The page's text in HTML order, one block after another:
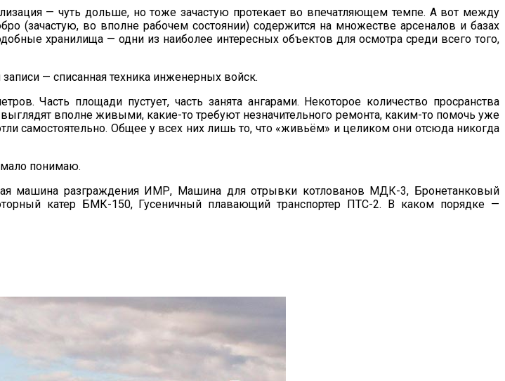
— чуть дольше, но тоже зачастую протекает во впечатляющем темпе. А вот между
(зачастую, во вполне рабочем состоянии) содержится на множестве арсеналов и базах
хранилища — одни из наиболее интересных объектов для осмотра среди всего того,
— списанная техника инженерных войск.
Часть площади пустует, часть занята ангарами. Некоторое количество просранства
вполне живыми, какие-то требуют незначительного ремонта, каким-то помочь уже
самостоятельно. Общее у всех них лишь то, что «живьём» и целиком они отсюда никогда
мало понимаю.
машина разграждения ИМР, Машина для отрывки котлованов МДК-3, Бронетанковый
катер БМК-150, Гусеничный плавающий транспортер ПТС-2. В каком порядке —